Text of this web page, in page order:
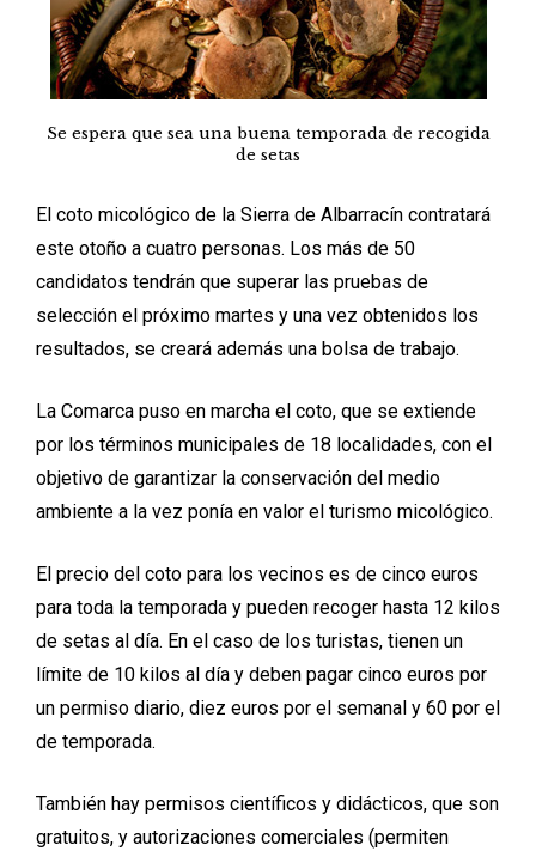
Se espera que sea una buena temporada de recogida
de setas
El coto micológico de la Sierra de Albarracín contratará
este otoño a cuatro personas. Los más de 50
candidatos tendrán que superar las pruebas de
selección el próximo martes y una vez obtenidos los
resultados, se creará además una bolsa de trabajo.
La Comarca puso en marcha el coto, que se extiende
por los términos municipales de 18 localidades, con el
objetivo de garantizar la conservación del medio
ambiente a la vez ponía en valor el turismo micológico.
El precio del coto para los vecinos es de cinco euros
para toda la temporada y pueden recoger hasta 12 kilos
de setas al día. En el caso de los turistas, tienen un
límite de 10 kilos al día y deben pagar cinco euros por
un permiso diario, diez euros por el semanal y 60 por el
de temporada.
También hay permisos científicos y didácticos, que son
gratuitos, y autorizaciones comerciales (permiten